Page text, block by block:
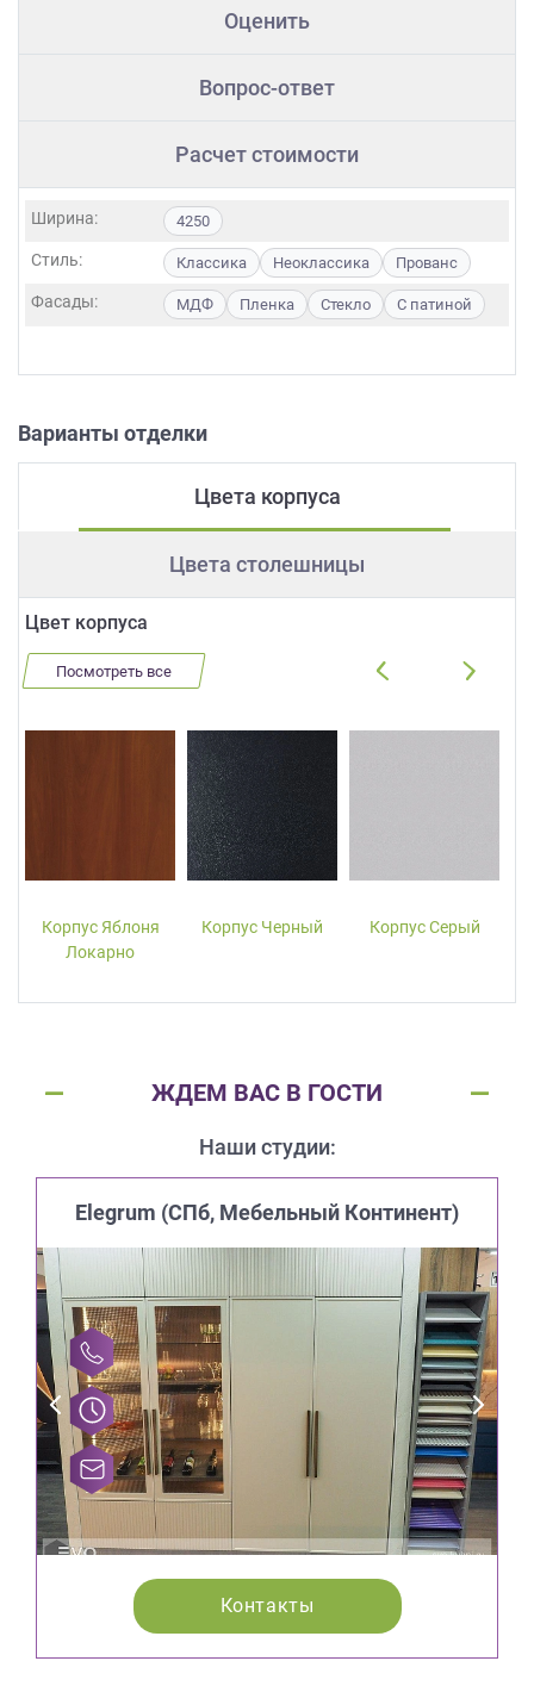
Оценить
Вопрос-ответ
Расчет стоимости
Ширина: 4250
Стиль: Классика Неоклассика Прованс
Фасады: МДФ Пленка Стекло С патиной
Варианты отделки
Цвета корпуса
Цвета столешницы
Цвет корпуса
Посмотреть все
Корпус Яблоня
Локарно
Корпус Черный Корпус Серый
ЖДЕМ ВАС В ГОСТИ
Наши студии:
Elegrum (CПб, Мебельный Континент)
Контакты